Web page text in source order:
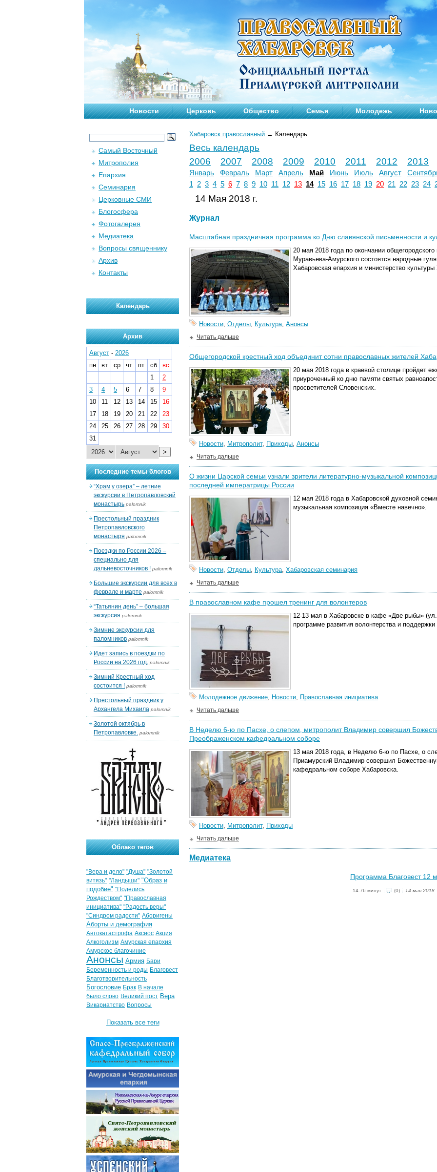
Новости Церковь Общество Семья Молодежь
Хабаровск православный → Календарь
Весь календарь
2006
2007 2008 2009 2010 2011 2012 2013
Январь Февраль Март Апрель Май Июнь Июль Август
1
2 3 4 5 6 7 8 9 10 11 12 13 14 15 16 17 18 19 20 21 22 23 24
14 Мая 2018 г.
Журнал
Масштабная праздничная программа ко Дню славянской письменности и
20 мая 2018 года по окончании
Муравьева-Амурского состоятся народные
Хабаровская епархия и министерство культуры
Новости, Отделы, Культура, Анонсы
Читать дальше
Общегородской крестный ход объединит сотни православных жителей
20 мая 2018 года в краевой столице пройдет
приуроченный ко дню памяти святых
просветителей Словенских.
Новости, Митрополит, Приходы, Анонсы
Читать дальше
О жизни Царской семьи узнали зрители литературно-музыкальной
последней императрицы России
12 мая 2018 года в Хабаровской духовной
музыкальная композиция «Вместе навечно».
Новости, Отделы, Культура, Хабаровская семинария
Читать дальше
В православном кафе прошел тренинг для волонтеров
12-13 мая в Хабаровске в кафе «Две рыбы»
программе развития волонтерства и
Молодежное движение, Новости, Православная инициатива
Читать дальше
В Неделю 6-ю по Пасхе, о слепом, митрополит Владимир совершил
Преображенском кафедральном соборе
13 мая 2018 года, в Неделю 6-ю по Пасхе, о
Приамурский Владимир совершил
кафедральном соборе Хабаровска.
Новости, Митрополит, Приходы
Читать дальше
Медиатека
Программа Благовест 12
14.76 минут (0) 14 мая 2018
Самый Восточный
Митрополия
Епархия
Семинария
Церковные СМИ
Блогосфера
Фотогалерея
Медиатека
Вопросы священнику
Архив
Контакты
Календарь
Архив
Август - 2026
пн
вт ср чт пт сб
вс
1
2
3
4 5 6 7 8
9
10
11 12 13 14 15
16
17
18 19 20 21 22
23
24
25 26 27 28 29
30
31
>
Последние темы блогов
“Храм у озера” – летние
экскурсии в Петропавловский
монастырь palomnik
Престольный праздник
Петропавловского
монастыря palomnik
Поездки по России 2026 –
специально для
дальневосточников ! palomnik
Большие экскурсии для всех в
феврале и марте palomnik
“Татьянин день” – большая
экскурсия palomnik
Зимние экскурсии для
паломников palomnik
Идет запись в поездки по
России на 2026 год. palomnik
Зимний Крестный ход
состоится ! palomnik
Престольный праздник у
Архангела Михаила palomnik
Золотой октябрь в
Петропавловке. palomnik
Облако тегов
"Вера и дело" "Душа" "Золотой
витязь" "Ландыши" "Образ и
подобие" "Поделись
Рождеством" "Православная
инициатива" "Радость веры"
"Синдром радости" Аборигены
Аборты и демография
Автокатастрофа Аксиос Акция
Алкоголизм Амурская епархия
Амурское благочиние
Анонсы Армия Бари
Беременность и роды Благовест
Благотворительность
Богословие Брак В начале
было слово Великий пост Вера
Викариатство Вопросы
Показать все теги